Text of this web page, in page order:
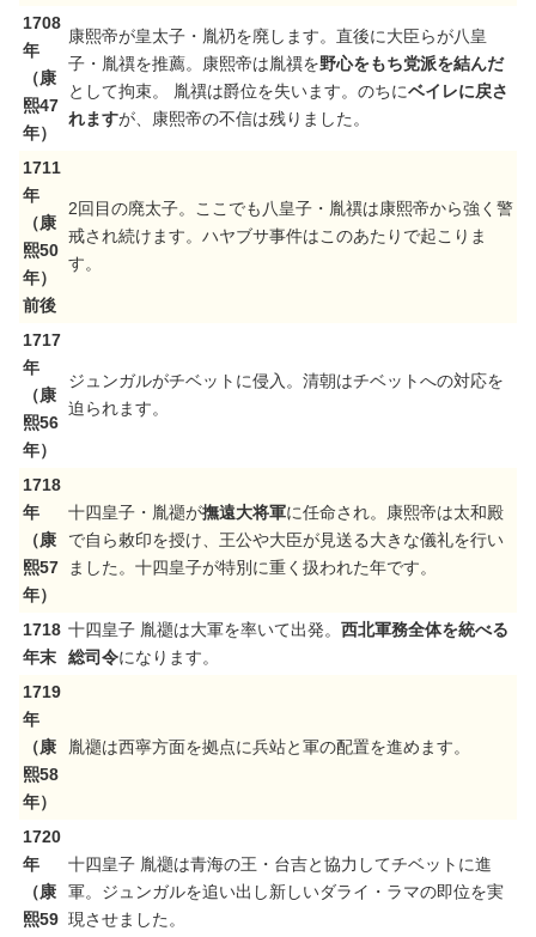
1708
年
（康
熙47
年）
康熙帝が皇太子・胤礽を廃します。直後に大臣らが八皇
子・胤禩を推薦。康熙帝は胤禩を野心をもち党派を結んだ
として拘束。 胤禩は爵位を失います。のちにベイレに戻さ
れますが、康熙帝の不信は残りました。
1711
年
（康
熙50
年）
前後
2回目の廃太子。ここでも八皇子・胤禩は康熙帝から強く警
戒され続けます。ハヤブサ事件はこのあたりで起こりま
す。
1717
年
（康
熙56
年）
ジュンガルがチベットに侵入。清朝はチベットへの対応を
迫られます。
1718
年
（康
熙57
年）
十四皇子・胤禵が撫遠大将軍に任命され。康熙帝は太和殿
で自ら敕印を授け、王公や大臣が見送る大きな儀礼を行い
ました。十四皇子が特別に重く扱われた年です。
1718
年末
十四皇子 胤禵は大軍を率いて出発。 西北軍務全体を統べる
総司令になります。
1719
年
（康
熙58
年）
胤禵は西寧方面を拠点に兵站と軍の配置を進めます。
1720
年
（康
熙59
十四皇子 胤禵は青海の王・台吉と協力してチベットに進
軍。ジュンガルを追い出し新しいダライ・ラマの即位を実
現させました。